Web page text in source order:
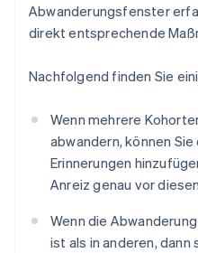
Abwanderungsfenster
direkt entsprechende
Nachfolgend finden Sie
Wenn mehrere
abwandern, können
Erinnerungen
Anreiz genau vor
Wenn die
ist als in anderen, dann